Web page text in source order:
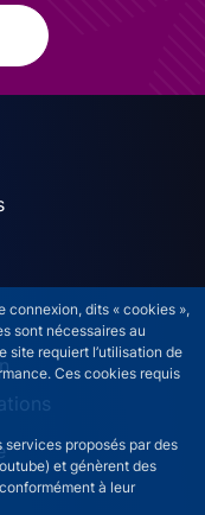
connexion, dits « cookies »,
sont nécessaires au
site requiert l’utilisation de
Ces cookies requis
services proposés par des
et génèrent des
à leur